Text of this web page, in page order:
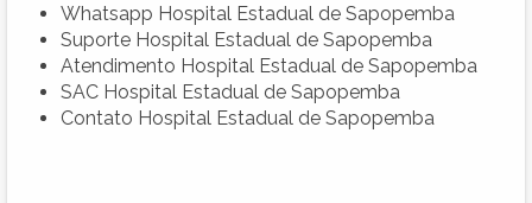
Whatsapp Hospital Estadual de Sapopemba
Suporte Hospital Estadual de Sapopemba
Atendimento Hospital Estadual de Sapopemba
SAC Hospital Estadual de Sapopemba
Contato Hospital Estadual de Sapopemba